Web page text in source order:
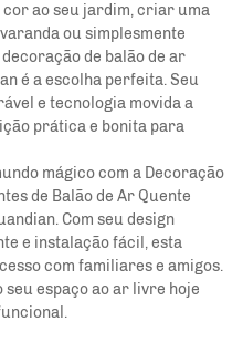
ao seu jardim, criar uma
ou simplesmente
de balão de ar
é a escolha perfeita. Seu
e tecnologia movida a
prática e bonita para
mágico com a Decoração
de Balão de Ar Quente
Com seu design
e instalação fácil, esta
com familiares e amigos.
espaço ao ar livre hoje